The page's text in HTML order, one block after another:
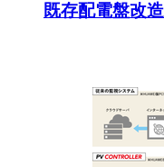
既存配電盤改